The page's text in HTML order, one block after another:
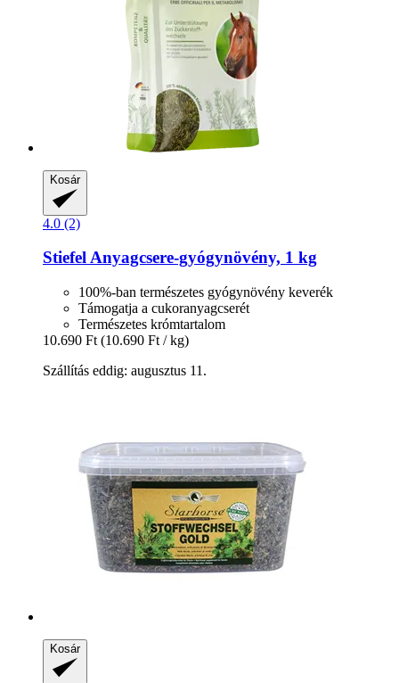
Kosár
4.0 (2)
StiefelAnyagcsere-​gyógynövény, 1 kg
100%-ban természetes gyógynövény keverék
Támogatja a cukoranyagcserét
Természetes krómtartalom
10.690 Ft (10.690 Ft / kg)
Szállítás eddig: augusztus 11.
Kosár